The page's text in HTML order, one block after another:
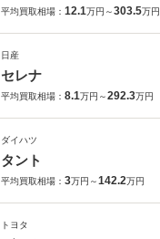
平均買取相場： 12.1万円～303.5万円
日産
セレナ
平均買取相場： 8.1万円～292.3万円
ダイハツ
タント
平均買取相場： 3万円～142.2万円
トヨタ